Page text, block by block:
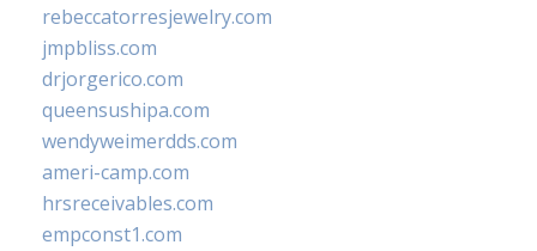
rebeccatorresjewelry.com
jmpbliss.com
drjorgerico.com
queensushipa.com
wendyweimerdds.com
ameri-camp.com
hrsreceivables.com
empconst1.com